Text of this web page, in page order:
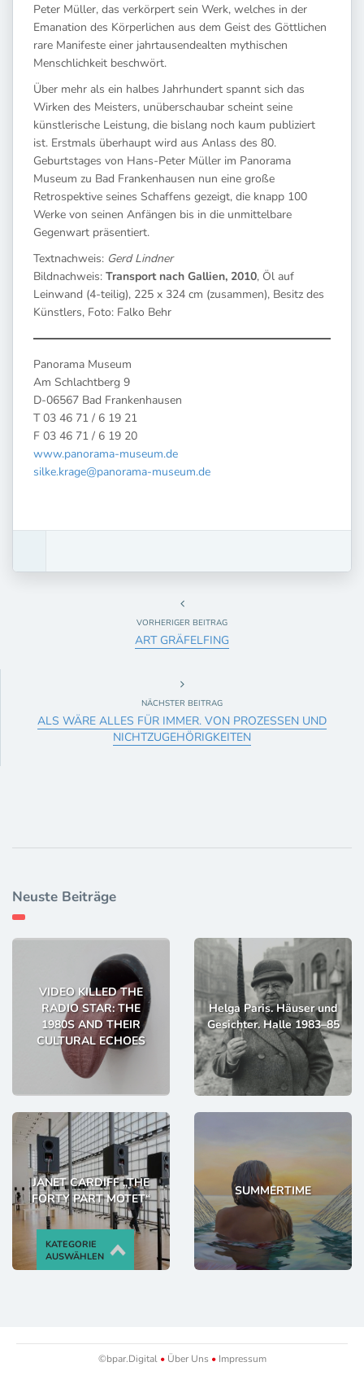
Peter Müller, das verkörpert sein Werk, welches in der
Emanation des Körperlichen aus dem Geist des Göttlichen
rare Manifeste einer jahrtausendealten mythischen
Menschlichkeit beschwört.
Über mehr als ein halbes Jahrhundert spannt sich das
Wirken des Meisters, unüberschaubar scheint seine
künstlerische Leistung, die bislang noch kaum publiziert
ist. Erstmals überhaupt wird aus Anlass des 80.
Geburtstages von Hans-Peter Müller im Panorama
Museum zu Bad Frankenhausen nun eine große
Retrospektive seines Schaffens gezeigt, die knapp 100
Werke von seinen Anfängen bis in die unmittelbare
Gegenwart präsentiert.
Textnachweis: Gerd Lindner
Bildnachweis: Transport nach Gallien, 2010, Öl auf
Leinwand (4-teilig), 225 x 324 cm (zusammen), Besitz des
Künstlers, Foto: Falko Behr
Panorama Museum
Am Schlachtberg 9
D-06567 Bad Frankenhausen
T 03 46 71 / 6 19 21
F 03 46 71 / 6 19 20
www.panorama-museum.de
silke.krage@panorama-museum.de
VORHERIGER BEITRAG
ART GRÄFELFING
NÄCHSTER BEITRAG
ALS WÄRE ALLES FÜR IMMER. VON PROZESSEN UND
NICHTZUGEHÖRIGKEITEN
Neuste Beiträge
VIDEO KILLED THE
RADIO STAR: THE
1980S AND THEIR
CULTURAL ECHOES
Helga Paris. Häuser und
Gesichter. Halle 1983–85
JANET CARDIFF „THE
FORTY PART MOTET“
SUMMERTIME
©bpar.Digital •Über Uns •Impressum
KATEGORIE
AUSWÄHLEN